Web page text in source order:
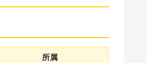
所属